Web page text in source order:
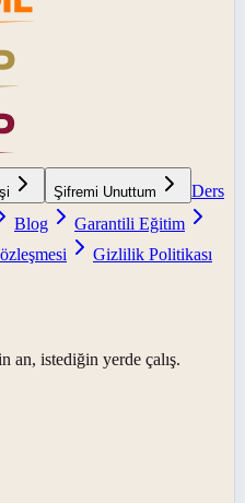
Şifremi Unuttum
Ders
Blog
Garantili Eğitim
Gizlilik Politikası
an, istediğin yerde çalış.